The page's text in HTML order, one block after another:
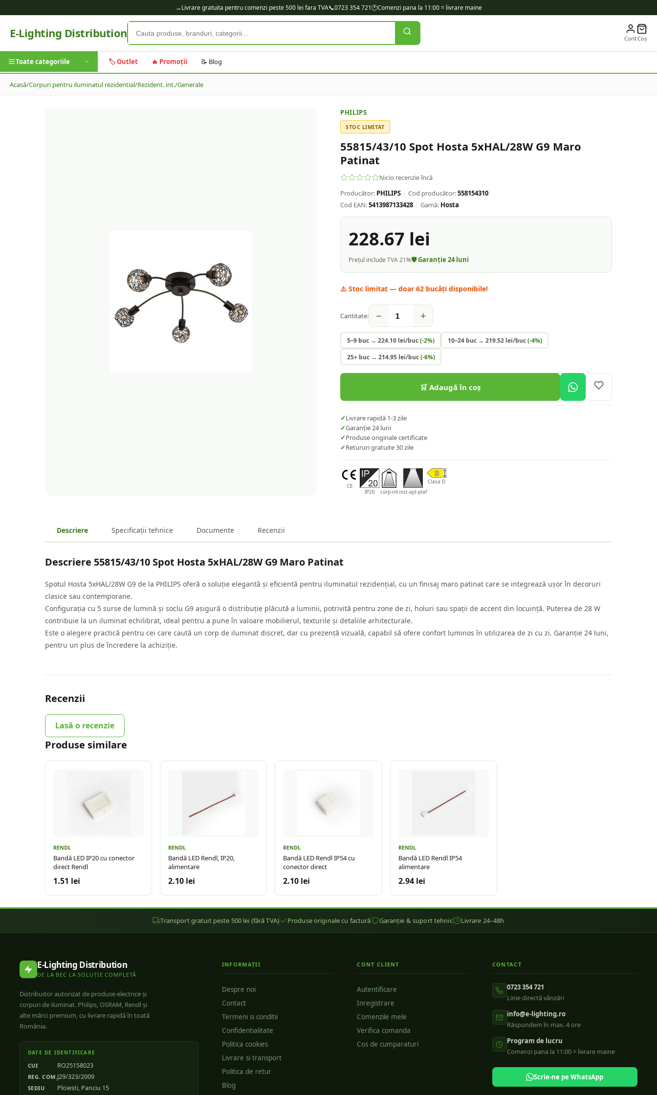
→Livrare gratuita pentru comenzi peste 500 lei fara TVA📞0723 354 721🕐Comenzi pana la 11:00 = livrare maine
E-Lighting Distribution ContCoș
Toate categoriile 🏷️ Outlet 🔥 Promoții 📝 Blog
Acasă/Corpuri pentru iluminatul rezidential/Rezident. int./Generale
PHILIPS
STOC LIMITAT
55815/43/10 Spot Hosta 5xHAL/28W G9 Maro
Patinat
Nicio recenzie încă
Producător: PHILIPS | Cod producător:558154310
Cod EAN:5413987133428 | Gamă: Hosta
228.67 lei
Prețul include TVA 21%🛡️ Garanție 24luni
⚠️ Stoc limitat — doar 62 bucăți disponibile!
Cantitate: − +
5–9 buc→ 224.10lei/buc(-2%) 10–24 buc→ 219.52lei/buc(-4%)
25+ buc→ 214.95lei/buc(-6%)
🛒 Adaugă în coș
✓Livrare rapidă 1-3 zile
✓Garanție 24 luni
✓Produse originale certificate
✓Retururi gratuite 30 zile
CE
IP20
corp-intinst-apl-plaf
Clasa D
Descriere Specificații tehnice Documente Recenzii
Descriere 55815/43/10 Spot Hosta 5xHAL/28W G9 Maro Patinat
Spotul Hosta 5xHAL/28W G9 de la PHILIPS oferă o soluție elegantă și eficientă pentru iluminatul rezidențial, cu un finisaj maro patinat care se integrează ușor în decoruri
clasice sau contemporane.
Configurația cu 5 surse de lumină și soclu G9 asigură o distribuție plăcută a luminii, potrivită pentru zone de zi, holuri sau spații de accent din locuință. Puterea de 28 W
contribuie la un iluminat echilibrat, ideal pentru a pune în valoare mobilierul, texturile și detaliile arhitecturale.
Este o alegere practică pentru cei care caută un corp de iluminat discret, dar cu prezență vizuală, capabil să ofere confort luminos în utilizarea de zi cu zi. Garanție 24 luni,
pentru un plus de încredere la achiziție.
Recenzii
Lasă o recenzie
Produse similare
RENDL
Bandă LED IP20 cu conector
direct Rendl
1.51 lei
RENDL
Bandă LED Rendl, IP20,
alimentare
2.10 lei
RENDL
Bandă LED Rendl IP54 cu
conector direct
2.10 lei
RENDL
Bandă LED Rendl IP54
alimentare
2.94 lei
Transport gratuit peste 500 lei (fără TVA) Produse originale cu factură Garanție & suport tehnic Livrare 24–48h
E-Lighting Distribution
DE LA BEC LA SOLUȚIE COMPLETĂ
Distribuitor autorizat de produse electrice și
corpuri de iluminat. Philips, OSRAM, Rendl și
alte mărci premium, cu livrare rapidă în toată
România.
DATE DE IDENTIFICARE
CUI RO25158023
REG. COM.J29/323/2009
SEDIU Ploiesti, Panciu 15
INFORMAȚII
Despre noi
Contact
Termeni si conditii
Confidentialitate
Politica cookies
Livrare si transport
Politica de retur
Blog
CONT CLIENT
Autentificare
Inregistrare
Comenzile mele
Verifica comanda
Cos de cumparaturi
CONTACT
0723 354 721
Linie directă vânzări
info@e-lighting.ro
Răspundem în max. 4 ore
Program de lucru
Comenzi pana la 11:00 = livrare maine
Scrie-ne pe WhatsApp